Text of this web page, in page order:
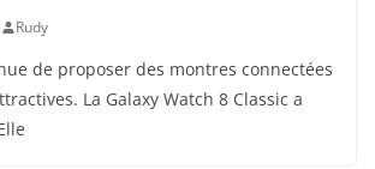
Rudy
de proposer des montres connectées
La Galaxy Watch 8 Classic a